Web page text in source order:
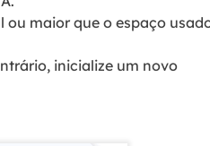
ou maior que o espaço
inicialize um novo